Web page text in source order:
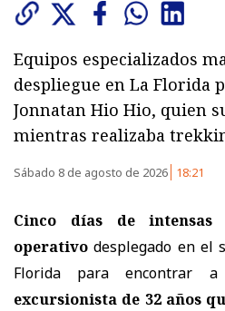
Equipos especializados
despliegue en La Florida
Jonnatan Hio Hio, quien
mientras realizaba
Sábado 8 de agosto de 2026 18:21
Cinco días de
operativo desplegado en el
Florida para encontrar a
excursionista de 32 años